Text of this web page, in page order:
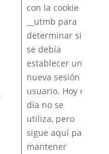
con la cookie
__utmb para
determinar si
se debía
establecer una
nueva sesión al
usuario. Hoy en
día no se
utiliza, pero
sigue aquí para
mantener